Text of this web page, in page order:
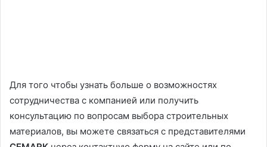
Для того чтобы узнать больше о возможностях
сотрудничества с компанией или получить
консультацию по вопросам выбора строительных
материалов, вы можете связаться с представителями